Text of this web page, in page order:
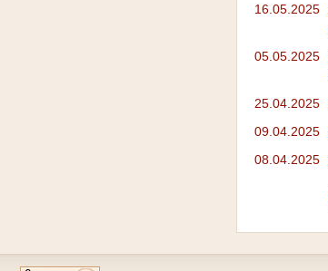
16.05.2025
05.05.2025
25.04.2025
09.04.2025
08.04.2025